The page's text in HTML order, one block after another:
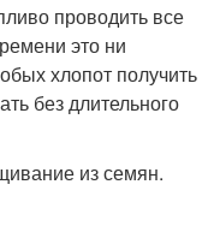
проводить все
это ни
хлопот получить
без длительного
из семян.